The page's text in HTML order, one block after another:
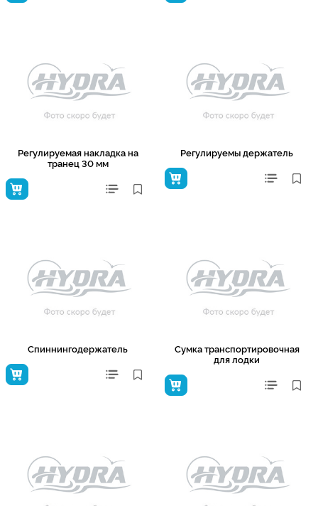
Регулируемая накладка на
транец 30 мм
Регулируемы держатель
Спиннингодержатель
Сумка транспортировочная
для лодки